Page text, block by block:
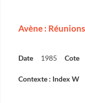
Avène :
Date 1985 Cote
Contexte : Index W